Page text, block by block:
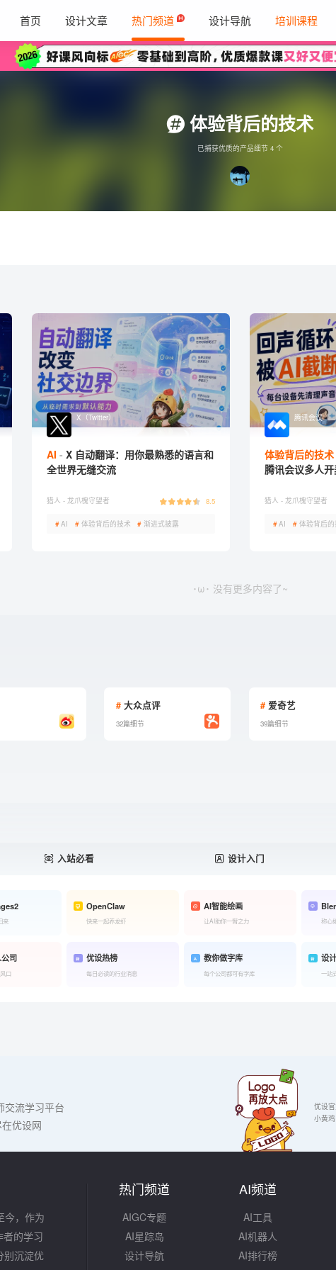
首页 设计文章 热门频道 设计导航 培训课程
体验背后的技术
已捕获优质的产品细节 4 个
X（Twitter）
AI
X 自动翻译：用你最熟悉的语言和
全世界无缝交流
猎人 - 龙爪槐守望者 8.5
# AI # 体验背后的技术 # ​​渐进式披露
腾讯会议
体验背后的技术
腾讯会议多人
猎人 - 龙爪槐守望者
# AI # 体验背后的
･ω･ 没有更多内容了~
#大众点评
32篇细节
# 爱奇艺
39篇细节
入站必看 设计入门
来
OpenClaw
快来一起养龙虾
AI智能绘画
让AI助你一臂之力 称心
司
口
优设热榜
每日必读的行业消息
教你做字库
每个公司都可有字库
设
一站
交流学习平台
优设网
优设
小黄鸡
今，作为
的学习
别沉淀优
热门频道
AIGC专题
AI星踪岛
设计导航
AI频道
AI工具
AI机器人
AI排行榜